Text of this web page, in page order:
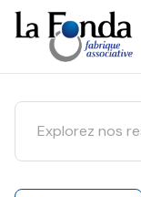
Aller
au
contenu
principal